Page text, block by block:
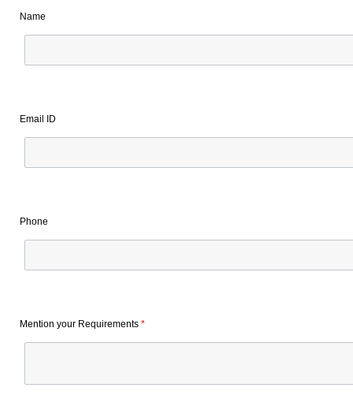
Name
Email ID
Phone
Mention your Requirements *